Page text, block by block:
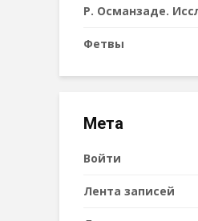
Р. Османзаде.
Фетвы
Мета
Войти
Лента записей